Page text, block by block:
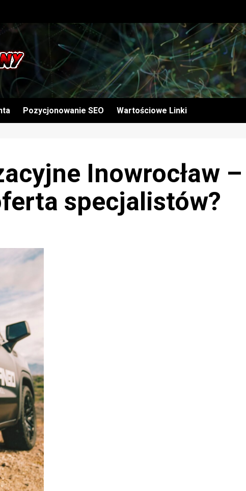
Pozycjonowanie SEO Wartościowe Linki
Inowrocław –
specjalistów?